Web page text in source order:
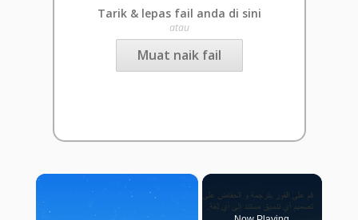
Tarik & lepas fail anda di sini
atau
Muat naik fail
×